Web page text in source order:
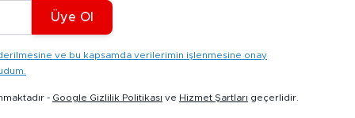
Üye Ol
ve bu kapsamda verilerimin işlenmesine onay
- Google Gizlilik Politikası ve Hizmet Şartları geçerlidir.